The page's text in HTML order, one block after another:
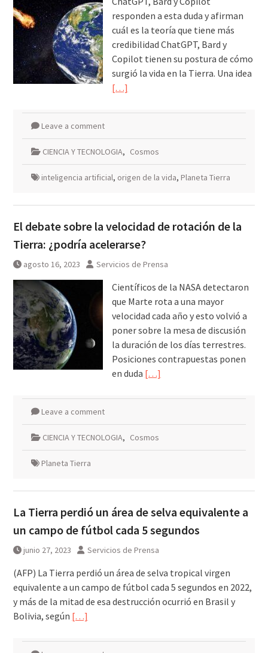
responden a esta duda y afirman
cuál es la teoría que tiene más
credibilidad ChatGPT, Bard y
Copilot tienen su postura de cómo
surgió la vida en la Tierra. Una idea
[…]
Leave a comment
CIENCIA Y TECNOLOGIA, Cosmos
inteligencia artificial, origen de la vida, Planeta Tierra
El debate sobre la velocidad de rotación de la
Tierra: ¿podría acelerarse?
agosto 16, 2023 Servicios de Prensa
Científicos de la NASA detectaron
que Marte rota a una mayor
velocidad cada año y esto volvió a
poner sobre la mesa de discusión
la duración de los días terrestres.
Posiciones contrapuestas ponen
en duda […]
Leave a comment
CIENCIA Y TECNOLOGIA, Cosmos
Planeta Tierra
La Tierra perdió un área de selva equivalente a
un campo de fútbol cada 5 segundos
junio 27, 2023 Servicios de Prensa
(AFP) La Tierra perdió un área de selva tropical virgen
equivalente a un campo de fútbol cada 5 segundos en 2022,
y más de la mitad de esa destrucción ocurrió en Brasil y
Bolivia, según […]